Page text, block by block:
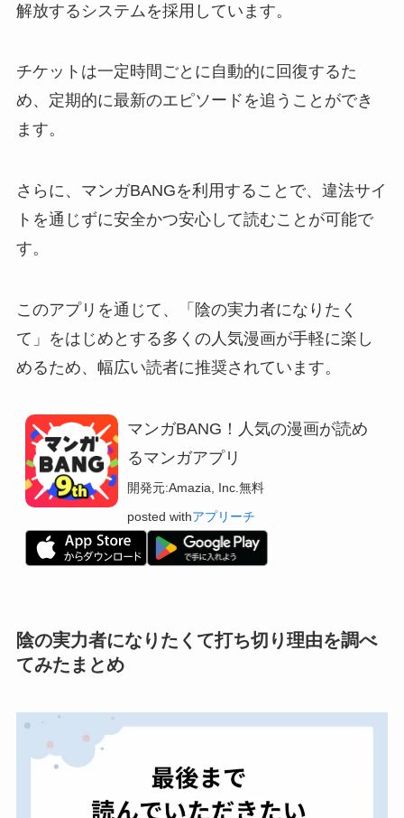
解放するシステムを採用しています。
チケットは一定時間ごとに自動的に回復するた
め、定期的に最新のエピソードを追うことができ
ます。
さらに、マンガBANGを利用することで、違法サイ
トを通じずに安全かつ安心して読むことが可能で
す。
このアプリを通じて、「陰の実力者になりたく
て」をはじめとする多くの人気漫画が手軽に楽し
めるため、幅広い読者に推奨されています。
マンガBANG！人気の漫画が読め
るマンガアプリ
開発元:Amazia, Inc. 無料
posted withアプリーチ
陰の実力者になりたくて打ち切り理由を調べ
てみたまとめ